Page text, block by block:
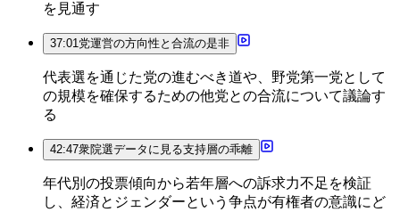
を見通す
37:01党運営の方向性と合流の是非
代表選を通じた党の進むべき道や、野党第一党として
の規模を確保するための他党との合流について議論す
る
42:47衆院選データに見る支持層の乖離
年代別の投票傾向から若年層への訴求力不足を検証
し、経済とジェンダーという争点が有権者の意識にど